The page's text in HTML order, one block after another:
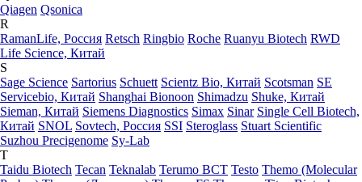
Qiagen Qsonica
R
RamanLife, Россия Retsch Ringbio Roche Ruanyu Biotech RWD
Life Science, Китай
S
Sage Science Sartorius Schuett Scientz Bio, Китай Scotsman SE
Servicebio, Китай Shanghai Bionoon Shimadzu Shuke, Китай
Sieman, Китай Siemens Diagnostics Simax Sinar Single Cell Biotech,
Китай SNOL Sovtech, Россия SSI Steroglass Stuart Scientific
Suzhou Precigenome Sy-Lab
T
Taidu Biotech Tecan Teknalab Terumo BCT Testo Themo (Molecular